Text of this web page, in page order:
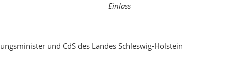
Einlass
und CdS des Landes Schleswig-Holstein